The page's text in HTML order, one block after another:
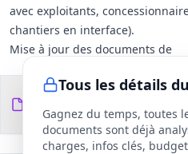
avec exploitants,
chantiers en interface).
Mise à jour des documents de
et à mesure de l'avancement des
études et des travaux.
Contraintes opérationnelles
Tenue et mise à disposition des
Tous les détails
Gagnez du temps, toutes
documents sont déjà
charges, infos clés,
Documents du
DCE